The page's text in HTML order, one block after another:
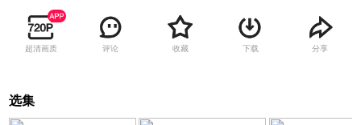
超清画质 评论 收藏 下载 分享
选集